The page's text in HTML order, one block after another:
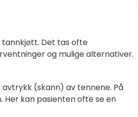
Det tas ofte
og mulige alternativer.
(skann) av tennene. På
kan pasienten ofte se en